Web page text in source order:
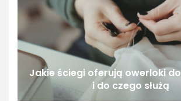
Jakie ściegi oferują owerloki
i do czego służą